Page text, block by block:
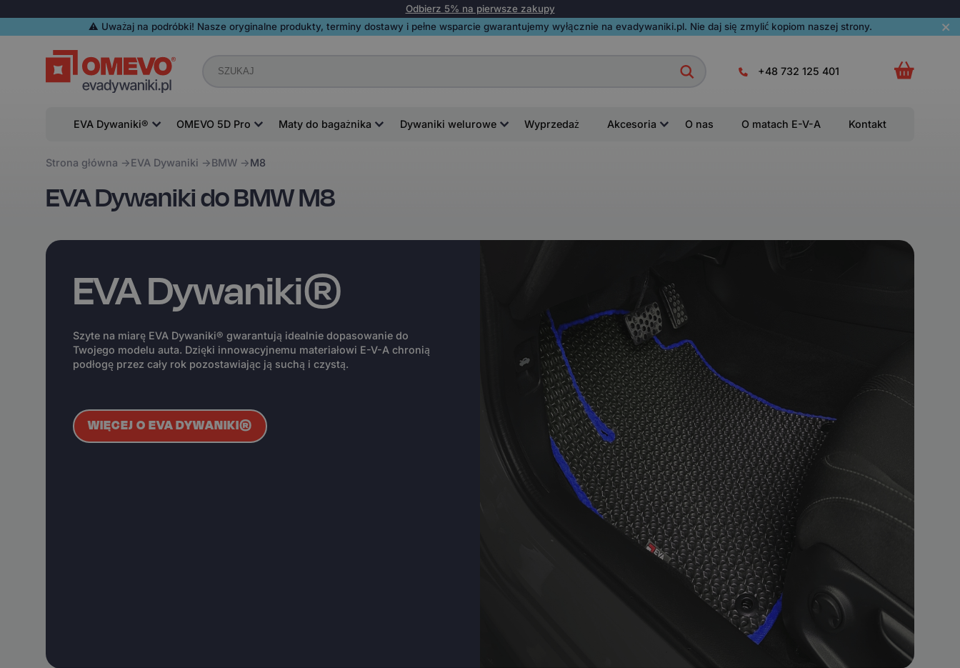
Odbierz 5% na pierwsze zakupy
⚠️️ Uważaj na podróbki! Nasze oryginalne produkty, terminy dostawy i pełne wsparcie gwarantujemy wyłącznie na evadywaniki.pl. Nie daj się zmylić kopiom naszej strony.
+48 732 125 401
EVA Dywaniki® OMEVO 5D Pro Maty do bagażnika Dywaniki welurowe Wyprzedaż Akcesoria O nas O matach E-V-A Kontakt
Strona główna EVA Dywaniki BMW M8
EVA Dywaniki do BMW M8
EVA Dywaniki®
Szyte na miarę EVA Dywaniki® gwarantują idealnie dopasowanie do
Twojego modelu auta. Dzięki innowacyjnemu materiałowi E-V-A chronią
podłogę przez cały rok pozostawiając ją suchą i czystą.
WIĘCEJ O EVA DYWANIKI®